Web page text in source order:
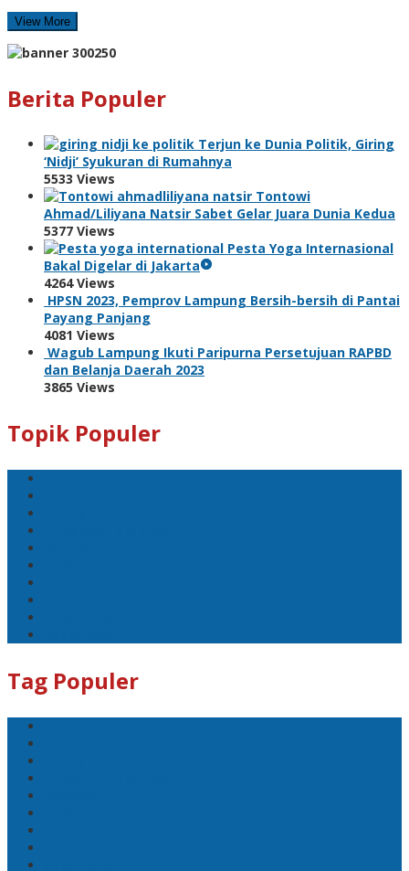
View More
Berita Populer
Terjun ke Dunia Politik, Giring
‘Nidji’ Syukuran di Rumahnya
5533 Views
Tontowi
Ahmad/Liliyana Natsir Sabet Gelar Juara Dunia Kedua
5377 Views
Pesta Yoga Internasional
Bakal Digelar di Jakarta
4264 Views
HPSN 2023, Pemprov Lampung Bersih-bersih di Pantai
Payang Panjang
4081 Views
Wagub Lampung Ikuti Paripurna Persetujuan RAPBD
dan Belanja Daerah 2023
3865 Views
Topik Populer
Tag Populer